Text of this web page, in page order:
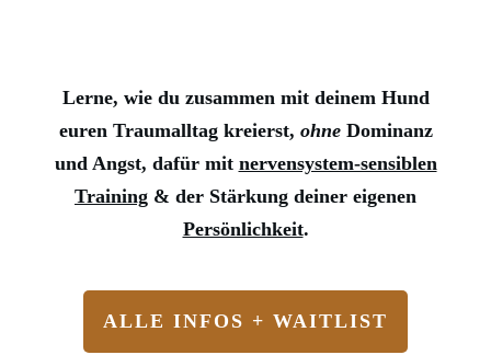
Lerne, wie du zusammen mit deinem Hund
euren Traumalltag kreierst, ohne Dominanz
und Angst, dafür mit nervensystem-sensiblen
Training & der Stärkung deiner eigenen
Persönlichkeit.
ALLE INFOS + WAITLIST